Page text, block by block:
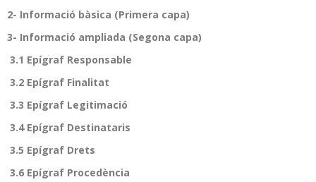
2- Informació bàsica (Primera capa)
3- Informació ampliada (Segona capa)
3.1 Epígraf Responsable
3.2 Epígraf Finalitat
3.3 Epígraf Legitimació
3.4 Epígraf Destinataris
3.5 Epígraf Drets
3.6 Epígraf Procedència